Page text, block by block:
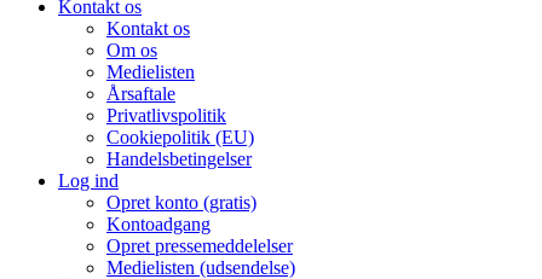
Kontakt os
Kontakt os
Om os
Medielisten
Årsaftale
Privatlivspolitik
Cookiepolitik (EU)
Handelsbetingelser
Log ind
Opret konto (gratis)
Kontoadgang
Opret pressemeddelelser
Medielisten (udsendelse)